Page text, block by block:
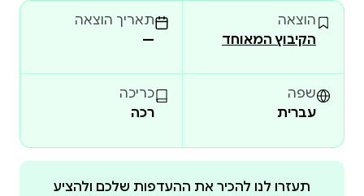
הוצאה
הקיבוץ המאוחד
תאריך הוצאה
—
שפה
עברית
כריכה
רכה
תעזרו לנו להכיר את ההעדפות שלכם ולהציע